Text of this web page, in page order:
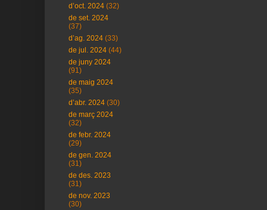
d’oct. 2024 (32)
de set. 2024
(37)
d’ag. 2024 (33)
de jul. 2024 (44)
de juny 2024
(91)
de maig 2024
(35)
d’abr. 2024 (30)
de març 2024
(32)
de febr. 2024
(29)
de gen. 2024
(31)
de des. 2023
(31)
de nov. 2023
(30)